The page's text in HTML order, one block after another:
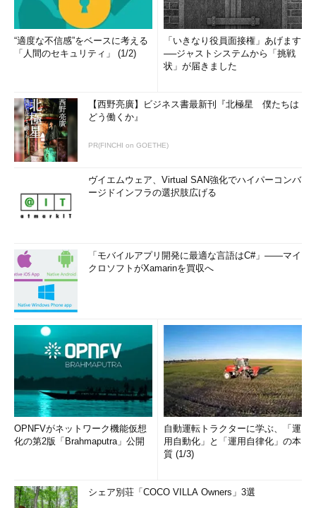
“適度な不信感”をベースに考える
「人間のセキュリティ」 (1/2)
「いきなり役員面接権」あげます
──ジャストシステムから「挑戦
状」が届きました
【西野亮廣】ビジネス書最新刊『北極星 僕たちは
どう働くか』
PR(FINCHI on GOETHE)
ヴイエムウェア、Virtual SAN強化でハイパーコンバ
ージドインフラの選択肢広げる
「モバイルアプリ開発に最適な言語はC#」――マイ
クロソフトがXamarinを買収へ
OPNFVがネットワーク機能仮想
化の第2版「Brahmaputra」公開
自動運転トラクターに学ぶ、「運
用自動化」と「運用自律化」の本
質 (1/3)
シェア別荘「COCO VILLA Owners」3選